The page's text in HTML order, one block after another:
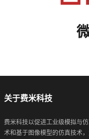
关于费米科技
费米科技以促进工业级模拟与
术和基于图像模型的仿真技术